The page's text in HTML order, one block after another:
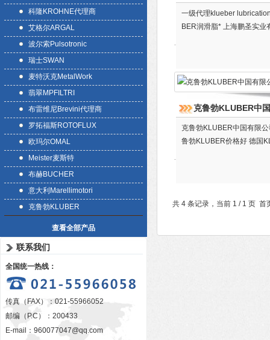
科隆KROHNE代理商
艾格尔ARGAL
波尔索Pulsotronic
瑞士SWAN
麦特沃克MetalWork
翡翠MPFILTRI
布雷维尼Brevini代理商
罗拓福斯ROTOFLUX
欧玛尔OMAL
Meister麦斯特
布赫BUCHER
意大利Marellimotori
克鲁勃KLUBER
查看全部产品
联系我们
全国统一热线：
传真（FAX）：021-55966052
邮编（P.C）：200433
E-mail： 960077047@qq.com
一级代理klueber
BER润滑脂* 上海鹏圣实
克鲁勃KLUBER中
克鲁勃KLUBER中国有限
鲁勃KLUBER价格好 德国
共 4 条记录，当前 1 / 1 页